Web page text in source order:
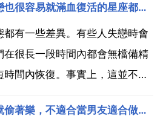
中，如果數羨你不愛我，你就會
二個星座中，哪些星座可以不
十二星座中即使是失戀也很容易就滿血復活的星座都有誰？
有一些差異。有些人失戀時會
很長一段時間內都會無檔備精
間內恢復。事實上，這並不意
是失戀也很容易就滿血行春毀復
十二星座中遇到他們就偷著樂，不適合當男友適合做老公的星座都有誰？